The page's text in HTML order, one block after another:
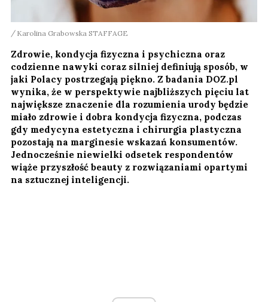
Karolina Grabowska STAFFAGE
Zdrowie, kondycja fizyczna i psychiczna oraz
codzienne nawyki coraz silniej definiują sposób, w
jaki Polacy postrzegają piękno. Z badania DOZ.pl
wynika, że w perspektywie najbliższych pięciu lat
największe znaczenie dla rozumienia urody będzie
miało zdrowie i dobra kondycja fizyczna, podczas
gdy medycyna estetyczna i chirurgia plastyczna
pozostają na marginesie wskazań konsumentów.
Jednocześnie niewielki odsetek respondentów
wiąże przyszłość beauty z rozwiązaniami opartymi
na sztucznej inteligencji.